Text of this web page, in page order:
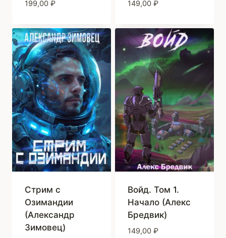
199,00 ₽ 149,00 ₽
Стрим с
Озимандии
(Александр
Зимовец)
Войд. Том 1.
Начало (Алекс
Бредвик)
149,00 ₽